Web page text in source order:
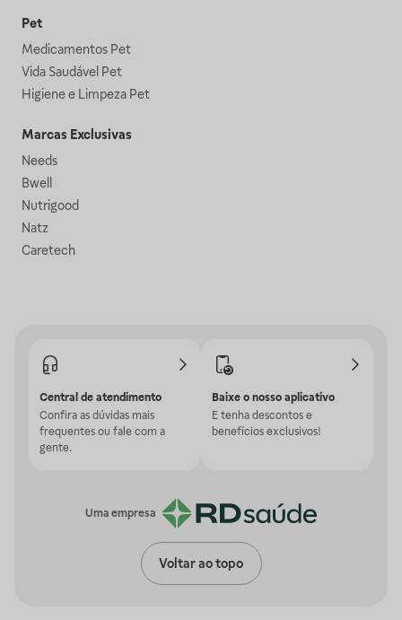
Pet
Medicamentos Pet
Vida Saudável Pet
Higiene e Limpeza Pet
Marcas Exclusivas
Needs
Bwell
Nutrigood
Natz
Caretech
Central de atendimento
Confira as dúvidas mais
frequentes ou fale com a
gente.
Baixe o nosso aplicativo
E tenha descontos e
benefícios exclusivos!
Uma empresa
Voltar ao topo